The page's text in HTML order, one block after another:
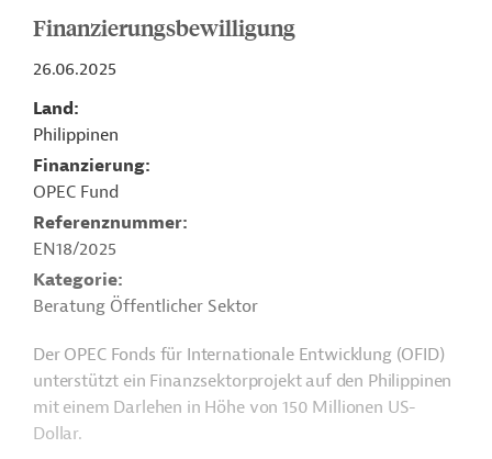
Finanzierungsbewilligung
26.06.2025
Land
Philippinen
Finanzierung
OPEC Fund
Referenznummer
EN18/2025
Kategorie
Beratung Öffentlicher Sektor
Der OPEC Fonds für Internationale Entwicklung (OFID)
unterstützt ein Finanzsektorprojekt auf den Philippinen
mit einem Darlehen in Höhe von 150 Millionen US-
Dollar.